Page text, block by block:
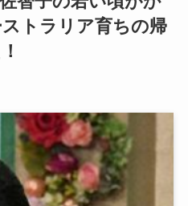
トラリア育ちの帰